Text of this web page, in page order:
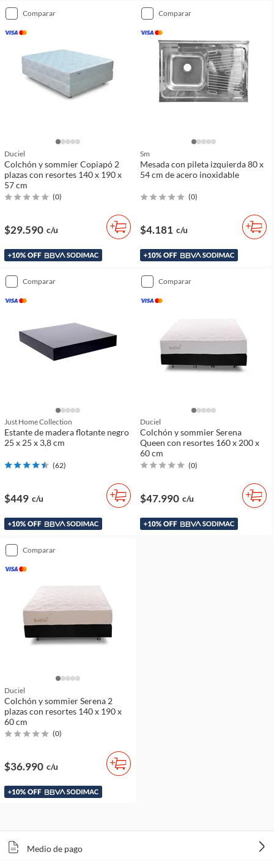
comparar
Duciel
Colchón y sommier Copiapó 2
plazas con resortes 140 x 190 x
57 cm
(0)
$29.590 c/u
comparar
Sm
Mesada con pileta izquierda 80 x
54 cm de acero inoxidable
(0)
$4.181 c/u
comparar
Just Home Collection
Estante de madera flotante negro
25 x 25 x 3,8 cm
(62)
$449 c/u
comparar
Duciel
Colchón y sommier Serena
Queen con resortes 160 x 200 x
60 cm
(0)
$47.990 c/u
comparar
Duciel
Colchón y sommier Serena 2
plazas con resortes 140 x 190 x
60 cm
(0)
$36.990 c/u
Medio de pago